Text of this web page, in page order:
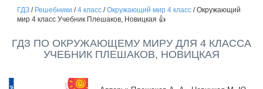
ГДЗ/ Решебники /4 класс/Окружающий мир 4 класс/Окружающий
мир 4 класс Учебник Плешаков, Новицкая 👍
ГДЗ ПО ОКРУЖАЮЩЕМУ МИРУ ДЛЯ 4 КЛАССА
УЧЕБНИК ПЛЕШАКОВ, НОВИЦКАЯ